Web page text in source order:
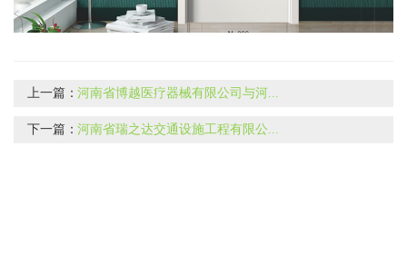
上一篇：河南省博越医疗器械有限公司与河...
下一篇：河南省瑞之达交通设施工程有限公...